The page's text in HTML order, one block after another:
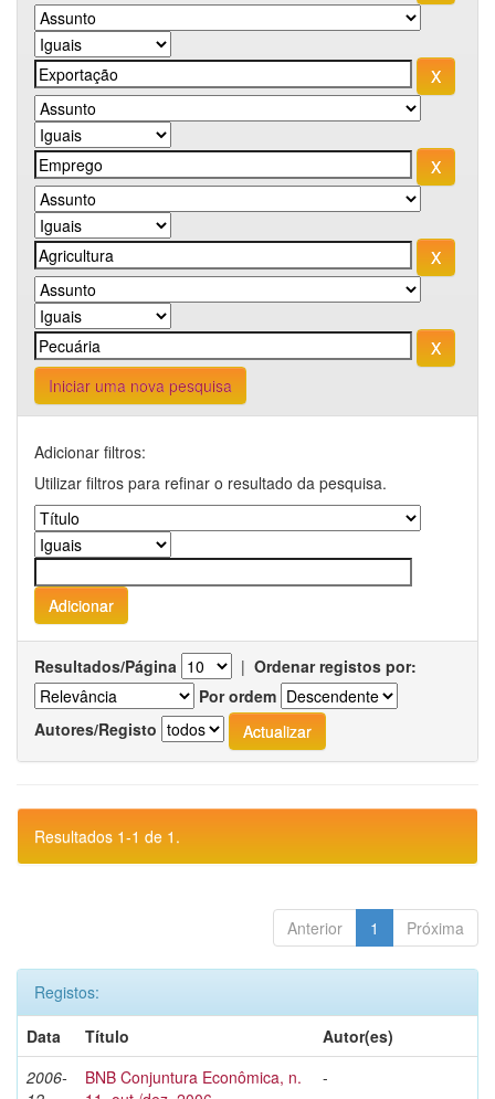
Iniciar uma nova pesquisa
Adicionar filtros:
Utilizar filtros para refinar o resultado da pesquisa.
Resultados/Página | Ordenar registos por:
Por ordem
Autores/Registo
Resultados 1-1 de 1.
Anterior 1 Próxima
Registos:
Data
Título
Autor(es)
2006-
BNB Conjuntura Econômica, n.
-